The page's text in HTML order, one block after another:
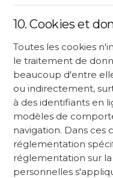
10. Cookies et
Toutes les cookies
le traitement de
beaucoup d'entre
ou indirectement,
à des identifiants en
modèles de
navigation. Dans ces
réglementation
réglementation sur
personnelles